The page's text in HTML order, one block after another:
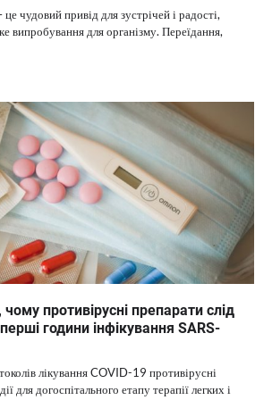
це чудовий привід для зустрічей і радості,
випробування для організму. Переїдання,
противірусні препарати слід
години інфікування SARS-
лікування COVID-19 противірусні
для догоспітального етапу терапії легких і